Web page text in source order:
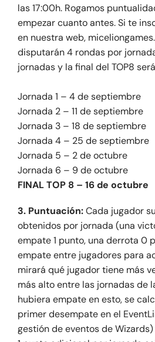
las 17:00h. Rogamos
empezar cuanto antes. Si te
en nuestra web,
disputarán 4 rondas por
jornadas y la final del TOP8
Jornada 1 – 4 de septiembre
Jornada 2 – 11 de septiembre
Jornada 3 – 18 de septiembre
Jornada 4 – 25 de septiembre
Jornada 5 – 2 de octubre
Jornada 6 – 9 de octubre
FINAL TOP 8 – 16 de octubre
3. Puntuación:Cada jugador
obtenidos por jornada (una
empate 1 punto, una derrota 0
empate entre jugadores para
mirará qué jugador tiene más
más alto entre las jornadas de
hubiera empate en esto, se
primer desempate en el
gestión de eventos de